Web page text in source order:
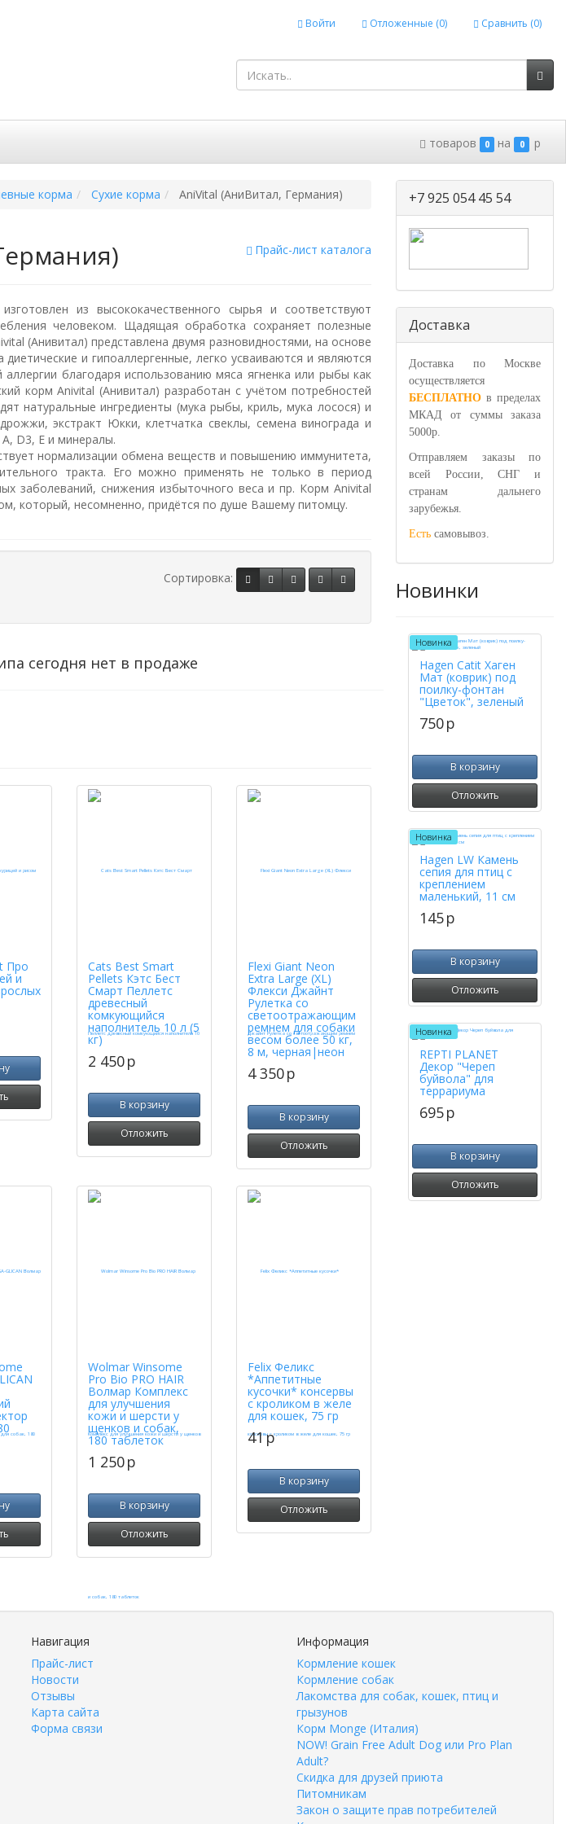
Войти Отложенные (0) Сравнить (0)
товаров 0 на 0 p
корма Сухие корма AniVital (АниВитал, Германия)
Прайс-лист каталога
изготовлен из высококачественного сырья и соответствуют
человеком. Щадящая обработка сохраняет полезные
(Анивитал) представлена двумя разновидностями, на основе
и гипоаллергенные, легко усваиваются и являются
благодаря использованию мяса ягненка или рыбы как
корм Anivital (Анивитал) разработан с учётом потребностей
натуральные ингредиенты (мука рыбы, криль, мука лосося) и
экстракт Юкки, клетчатка свеклы, семена винограда и
D3, E и минералы.
нормализации обмена веществ и повышению иммунитета,
тракта. Его можно применять не только в период
заболеваний, снижения избыточного веса и пр. Корм Anivital
который, несомненно, придётся по душе Вашему питомцу.
Сортировка:
сегодня нет в продаже
Про
и
Cats Best Smart
Pellets Кэтс Бест
Смарт Пеллетс
древесный
комкующийся
наполнитель 10 л (5
кг)
2 450p
В корзину
Отложить
Flexi Giant Neon
Extra Large (XL)
Флекси Джайнт
Рулетка со
светоотражающим
ремнем для собаки
весом более 50 кг,
8 м, черная|неон
4 350p
В корзину
Отложить
Wolmar Winsome
Pro Bio PRO HAIR
Волмар Комплекс
для улучшения
кожи и шерсти у
щенков и собак,
180 таблеток
1 250p
В корзину
Отложить
Felix Феликс
*Аппетитные
кусочки* консервы
с кроликом в желе
для кошек, 75 гр
41p
В корзину
Отложить
+7 925 054 45 54
Доставка
Доставка по Москве
осуществляется
БЕСПЛАТНО в пределах
МКАД от суммы заказа
5000р.
Отправляем заказы по
всей России, СНГ и
странам дальнего
зарубежья.
Есть самовывоз.
Новинки
Новинка
Hagen Catit Хаген
Мат (коврик) под
поилку-фонтан
"Цветок", зеленый
750p
В корзину
Отложить
Новинка
Hagen LW Камень
сепия для птиц с
креплением
маленький, 11 см
145p
В корзину
Отложить
Новинка
REPTI PLANET
Декор "Череп
буйвола" для
террариума
695p
В корзину
Отложить
Навигация
Прайс-лист
Новости
Отзывы
Карта сайта
Форма связи
Информация
Кормление кошек
Кормление собак
Лакомства для собак, кошек, птиц и
грызунов
Корм Monge (Италия)
NOW! Grain Free Adult Dog или Pro Plan
Adult?
Скидка для друзей приюта
Питомникам
Закон о защите прав потребителей